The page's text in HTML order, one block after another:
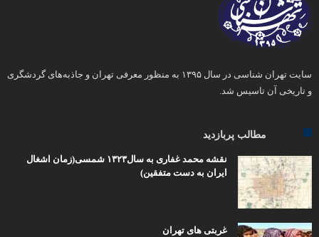
سایت تهران شناسی در سال ۱۳۹۵ به منظور معرفی تهران و جاذبه‌های گردشگری
و تاریخی آن تاسیس شد.
مطالب پربازدید
نقشه محمد غفاری به سال۱۳۲۳ شمسی(زمان اشغال
ایران به دست متفقین)
غربتی های تهران